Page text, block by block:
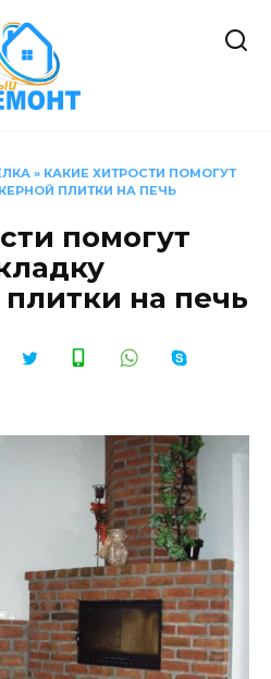
» КАКИЕ ХИТРОСТИ ПОМОГУТ
ПЛИТКИ НА ПЕЧЬ
помогут
на печь